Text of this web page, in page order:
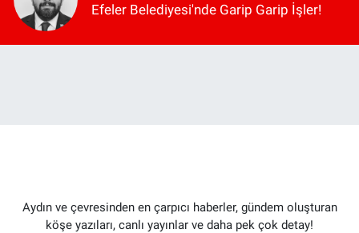
Efeler Belediyesi'nde Garip Garip İşler!
Aydın ve çevresinden en çarpıcı haberler, gündem oluşturan
köşe yazıları, canlı yayınlar ve daha pek çok detay!